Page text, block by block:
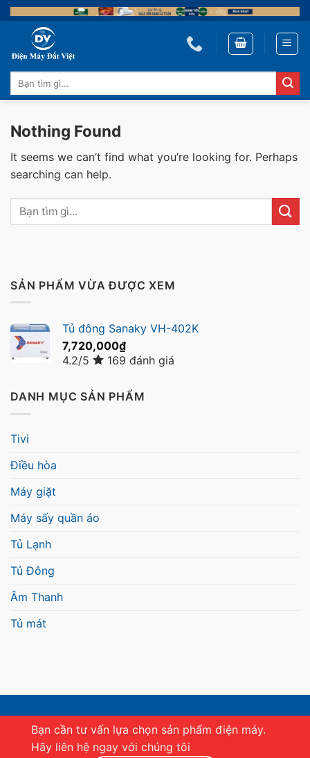
Skip
to
content
Tìm
kiếm:
Nothing Found
It seems we can’t find what you’re looking for. Perhaps
searching can help.
SẢN PHẨM VỪA ĐƯỢC XEM
Tủ đông Sanaky VH-402K
7,720,000₫
4.2/5
169 đánh giá
DANH MỤC SẢN PHẨM
Tivi
Điều hòa
Máy giặt
Máy sấy quần áo
Tủ Lạnh
Tủ Đông
Âm Thanh
Tủ mát
Bạn cần tư vấn lựa chọn sản phẩm điện máy.
Hãy liên hệ ngay với chúng tôi